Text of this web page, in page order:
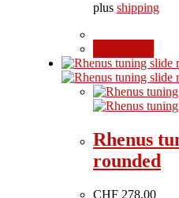
plus shipping
Rhenus
rounded
CHF 278,00